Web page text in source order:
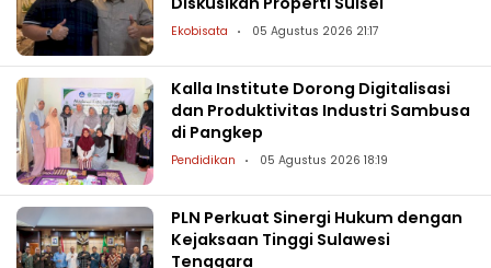
Ekobisata 05 Agustus 2026 21:17
Kalla Institute Dorong Digitalisasi
dan Produktivitas Industri Sambusa
di Pangkep
Pendidikan 05 Agustus 2026 18:19
PLN Perkuat Sinergi Hukum dengan
Kejaksaan Tinggi Sulawesi
Tenggara